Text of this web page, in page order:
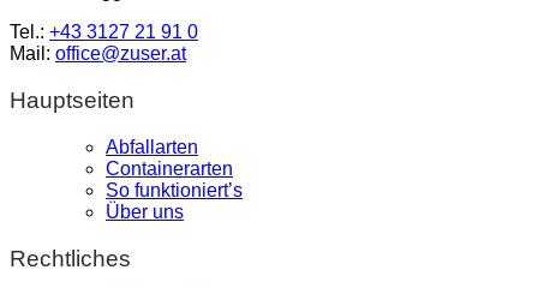
Tel.: +43 3127 21 91 0
Mail: office@zuser.at
Hauptseiten
Abfallarten
Containerarten
So funktioniert’s
Über uns
Rechtliches